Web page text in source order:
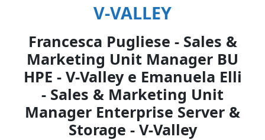
V-VALLEY
Francesca Pugliese - Sales &
Marketing Unit Manager BU
HPE - V-Valley e Emanuela Elli
- Sales & Marketing Unit
Manager Enterprise Server &
Storage - V-Valley